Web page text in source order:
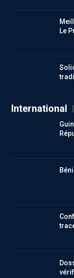
Le
International